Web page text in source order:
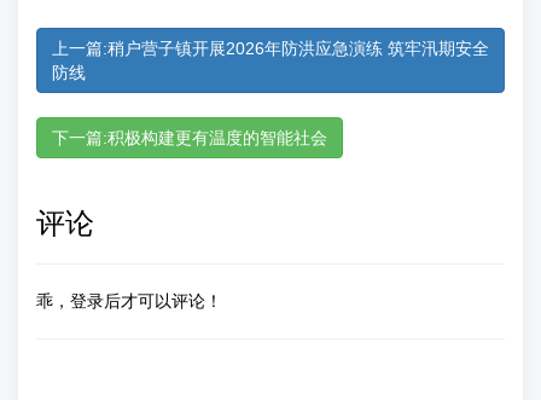
上一篇:稍户营子镇开展2026年防洪应急演练 筑牢汛期安全
防线
下一篇:积极构建更有温度的智能社会
评论
乖，登录后才可以评论！